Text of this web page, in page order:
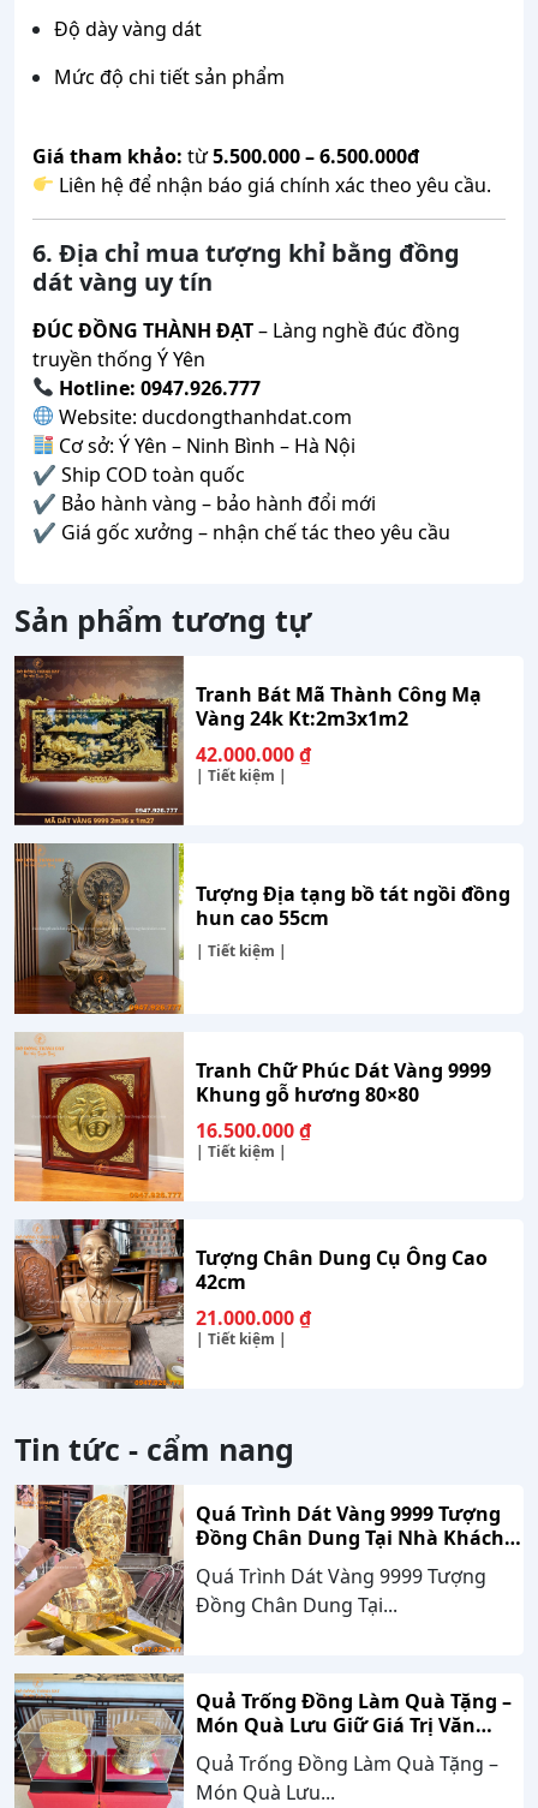
Độ dày vàng dát
Mức độ chi tiết sản phẩm
Giá tham khảo: từ5.500.000 – 6.500.000đ
Liên hệ để nhận báo giá chính xác theo yêu cầu.
6. Địa chỉ mua tượng khỉ bằng đồng
dát vàng uy tín
ĐÚC ĐỒNG THÀNH ĐẠT– Làng nghề đúc đồng
truyền thống Ý Yên
Hotline: 0947.926.777
Website: ducdongthanhdat.com
Cơ sở: Ý Yên – Ninh Bình – Hà Nội
✔ Ship COD toàn quốc
✔ Bảo hành vàng – bảo hành đổi mới
✔ Giá gốc xưởng – nhận chế tác theo yêu cầu
Sản phẩm tương tự
Tranh Bát Mã Thành Công Mạ
Vàng 24k Kt:2m3x1m2
42.000.000₫
| Tiết kiệm |
Tượng Địa tạng bồ tát ngồi đồng
hun cao 55cm
| Tiết kiệm |
Tranh Chữ Phúc Dát Vàng 9999
Khung gỗ hương 80×80
16.500.000₫
| Tiết kiệm |
Tượng Chân Dung Cụ Ông Cao
42cm
21.000.000₫
| Tiết kiệm |
Tin tức - cẩm nang
Quá Trình Dát Vàng 9999 Tượng
Đồng Chân Dung Tại Nhà Khách
Hàng Nghệ An
Quá Trình Dát Vàng 9999 Tượng
Đồng Chân Dung Tại...
Quả Trống Đồng Làm Quà Tặng –
Món Quà Lưu Giữ Giá Trị Văn
Hóa, Gắn Kết Thành Công
Quả Trống Đồng Làm Quà Tặng –
Món Quà Lưu...